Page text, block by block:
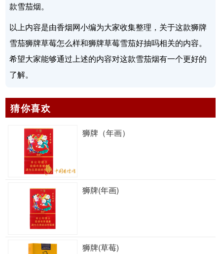
款雪茄烟。
以上内容是由香烟网小编为大家收集整理，关于这款狮牌
雪茄狮牌草莓怎么样和狮牌草莓雪茄好抽吗相关的内容。
希望大家能够通过上述的内容对这款雪茄烟有一个更好的
了解。
猜你喜欢
狮牌（年画）
狮牌(年画)
狮牌(草莓)